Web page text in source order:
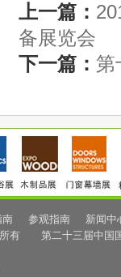
上一篇：
备展览会
下一篇： 第
南 参观指南
新闻中
所有 第二十三届中国